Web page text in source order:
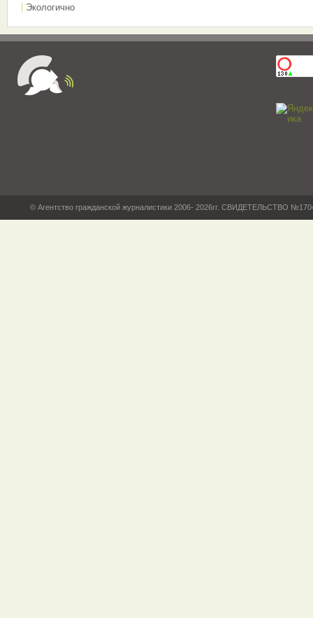
Экологично
© Агентство гражданской журналистики 2006- 2026гг. СВИДЕТЕЛЬСТВО